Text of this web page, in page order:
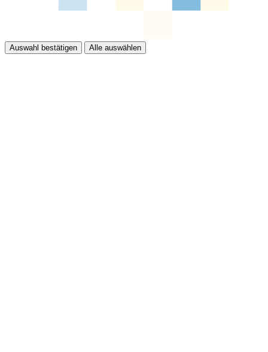
Auswahl bestätigen Alle auswählen